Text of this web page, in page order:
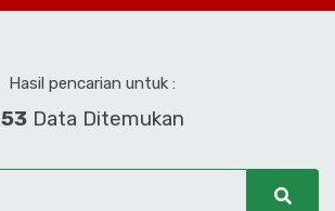
Hasil pencarian untuk :
53Data Ditemukan